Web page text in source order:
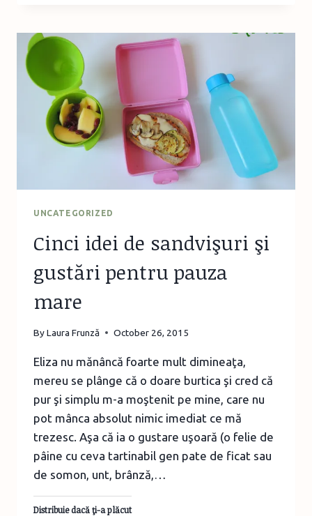
–
IERI
ŞI
AZI
UNCATEGORIZED
Cinci idei de sandvişuri şi
gustări pentru pauza
mare
ByLaura Frunză October 26, 2015
Eliza nu mănâncă foarte mult dimineaţa,
mereu se plânge că o doare burtica şi cred că
pur şi simplu m-a moştenit pe mine, care nu
pot mânca absolut nimic imediat ce mă
trezesc. Aşa că ia o gustare uşoară (o felie de
pâine cu ceva tartinabil gen pate de ficat sau
de somon, unt, brânză,…
Distribuie dacă ţi-a plăcut